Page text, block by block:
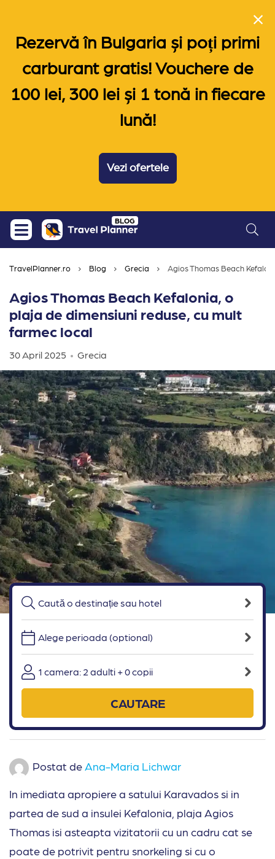
Rezervă în Bulgaria și poți primi
carburant gratis! Vouchere de
100 lei, 300 lei și 1 tonă in fiecare
lună!
Vezi ofertele
Skip
content
BLOG
TravelPlanner.ro Blog Grecia Agios Thomas Beach
Agios Thomas Beach Kefalonia, o
plaja de dimensiuni reduse, cu mult
farmec local
30 April 2025 Grecia
Alege perioada (optional)
1 camera: 2 adulti + 0 copii
CAUTARE
Postat de Ana-Maria Lichwar
In imediata apropiere a satului Karavados si in
partea de sud a insulei Kefalonia, plaja Agios
Thomas isi asteapta vizitatorii cu un cadru cat se
poate de potrivit pentru snorkeling si cu o